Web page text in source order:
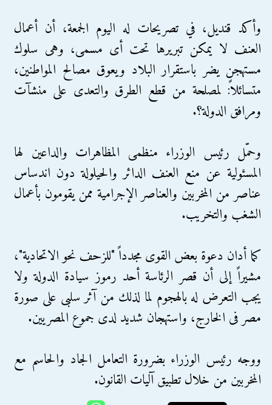
وأكد قنديل، في تصريحات له اليوم الجمعة، أن أعمال
العنف لا يمكن تبريرها تحت أى مسمى، وهى سلوك
مستهجن يضر باستقرار البلاد ويعوق مصالح المواطنين،
متسائلاً: لمصلحة من قطع الطرق والتعدى على منشآت
ومرافق الدولة؟.
وحمّل رئيس الوزراء منظمى المظاهرات والداعين لها
المسئولية عن منع العنف الدائر والحيلولة دون اندساس
عناصر من المخربين والعناصر الإجرامية ممن يقومون بأعمال
الشغب والتخريب.
كما أدان دعوة بعض القوى مجدداً "للزحف نحو الاتحادية"،
مشيراً إلى أن قصر الرئاسة أحد رموز سيادة الدولة ولا
يجب التعرض له بالهجوم لما لذلك من آثر سلبى على صورة
مصر فى الخارج، واستهجان شديد لدى جموع المصريين.
ووجه رئيس الوزراء بضرورة التعامل الجاد والحاسم مع
المخربين من خلال تطبيق آليات القانون.